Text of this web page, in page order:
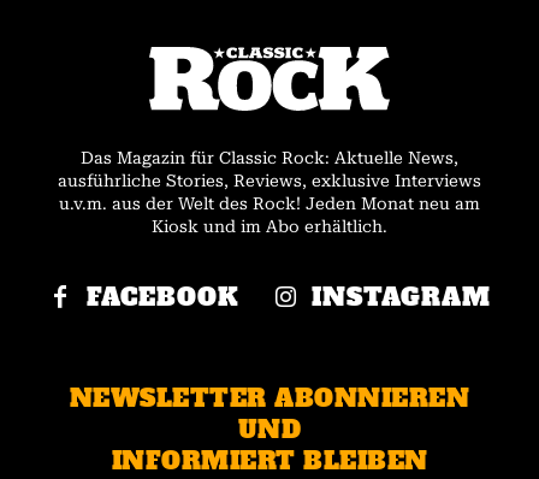
Das Magazin für Classic Rock: Aktuelle News,
ausführliche Stories, Reviews, exklusive Interviews
u.v.m. aus der Welt des Rock! Jeden Monat neu am
Kiosk und im Abo erhältlich.
FACEBOOK INSTAGRAM
NEWSLETTER ABONNIEREN
UND
INFORMIERT BLEIBEN